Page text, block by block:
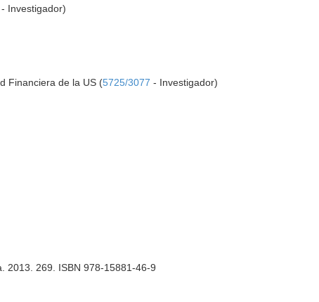
- Investigador)
Financiera de la US (5725/3077 - Investigador)
2013. 269. ISBN 978-15881-46-9